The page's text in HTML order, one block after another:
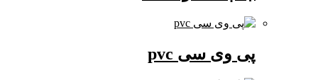
پی وی سی pvc